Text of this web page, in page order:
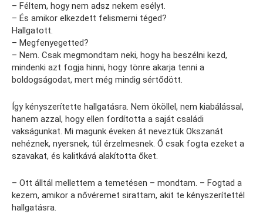
– Féltem, hogy nem adsz nekem esélyt.
– És amikor elkezdett felismerni téged?
Hallgatott.
– Megfenyegetted?
– Nem. Csak megmondtam neki, hogy ha beszélni kezd,
mindenki azt fogja hinni, hogy tönre akarja tenni a
boldogságodat, mert még mindig sértődött.
Így kényszerítette hallgatásra. Nem ököllel, nem kiabálással,
hanem azzal, hogy ellen fordította a saját családi
vakságunkat. Mi magunk éveken át neveztük Okszanát
nehéznek, nyersnek, túl érzelmesnek. Ő csak fogta ezeket a
szavakat, és kalitkává alakította őket.
– Ott álltál mellettem a temetésen – mondtam. – Fogtad a
kezem, amikor a nővéremet sirattam, akit te kényszerítettél
hallgatásra.